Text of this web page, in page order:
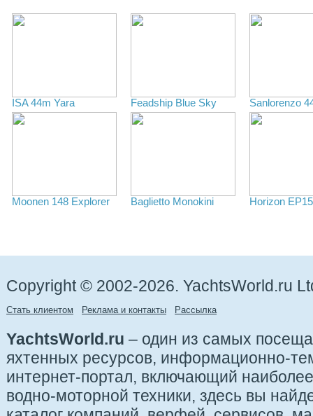
ISA 44m Yara Feadship Blue Sky Sanlorenzo
Moonen 148 Explorer Baglietto Monokini Horizon
Copyright © 2002-2026. YachtsWorld.ru
Стать клиентом Реклама и контакты Рассылка
YachtsWorld.ru – один из самых
яхтенных ресурсов, информационно-
интернет-портал, включающий
водно-моторной техники, здесь вы